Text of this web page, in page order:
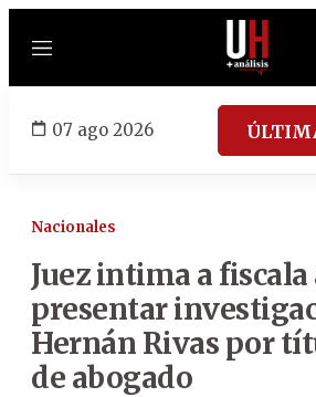
Menú
07 ago 2026
Nacionales
Juez intima a fiscala
presentar
Hernán Rivas por
de abogado